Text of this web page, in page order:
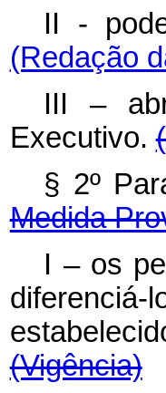
II -
(Redação
III –
Executivo.
§ 2º
Medida
I – os
(Vigência)